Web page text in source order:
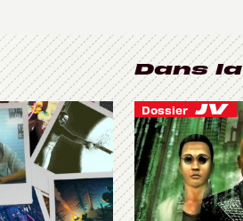
Dans
Dossier